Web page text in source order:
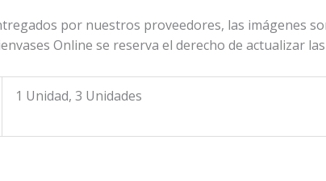
por nuestros proveedores, las imágenes
Online se reserva el derecho de actualizar
1 Unidad, 3 Unidades